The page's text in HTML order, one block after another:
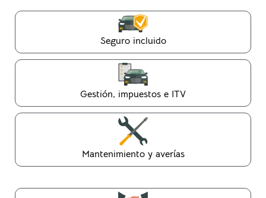
Seguro incluido
Gestión, impuestos e ITV
Mantenimiento y averías